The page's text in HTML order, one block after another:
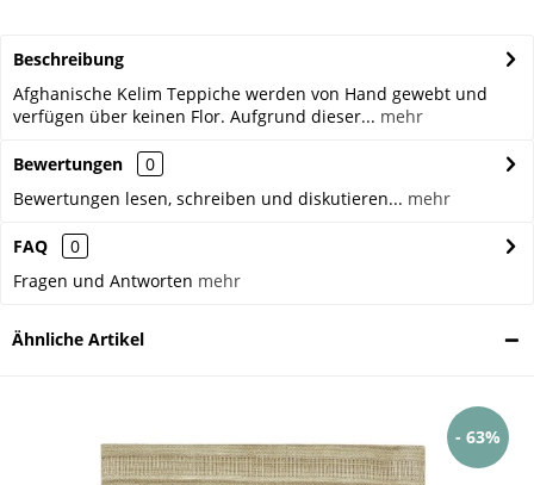
Beschreibung
Afghanische Kelim Teppiche werden von Hand gewebt und
verfügen über keinen Flor. Aufgrund dieser... mehr
Bewertungen
0
Bewertungen lesen, schreiben und diskutieren... mehr
FAQ
0
Fragen und Antworten mehr
Ähnliche Artikel
- 63%